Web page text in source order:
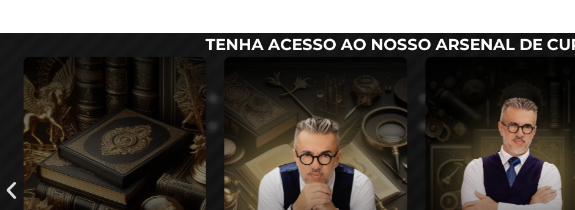
TENHA ACESSO AO NOSSO ARSENAL DE